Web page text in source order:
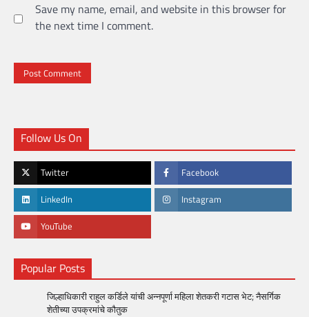
Save my name, email, and website in this browser for
the next time I comment.
Follow Us On
Twitter Facebook
LinkedIn Instagram
YouTube
Popular Posts
जिल्हाधिकारी राहुल कर्डिले यांची अन्नपूर्णा महिला शेतकरी गटास भेट; नैसर्गिक
शेतीच्या उपक्रमांचे कौतुक